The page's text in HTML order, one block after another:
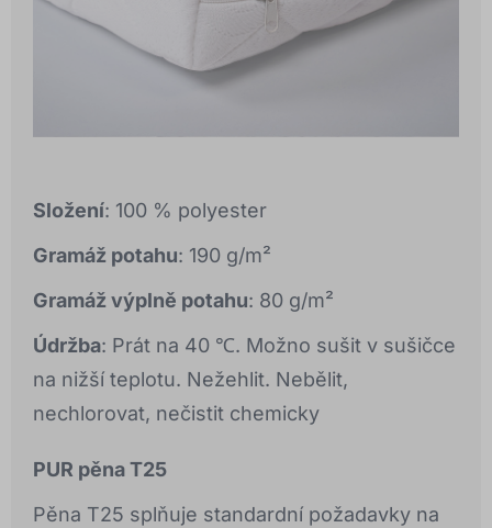
Složení: 100 % polyester
Gramáž potahu: 190 g/m²
Gramáž výplně potahu: 80 g/m²
Údržba: Prát na 40 ℃. Možno sušit v sušičce
na nižší teplotu. Nežehlit. Nebělit,
nechlorovat, nečistit chemicky
PUR pěna T25
Pěna T25 splňuje standardní požadavky na